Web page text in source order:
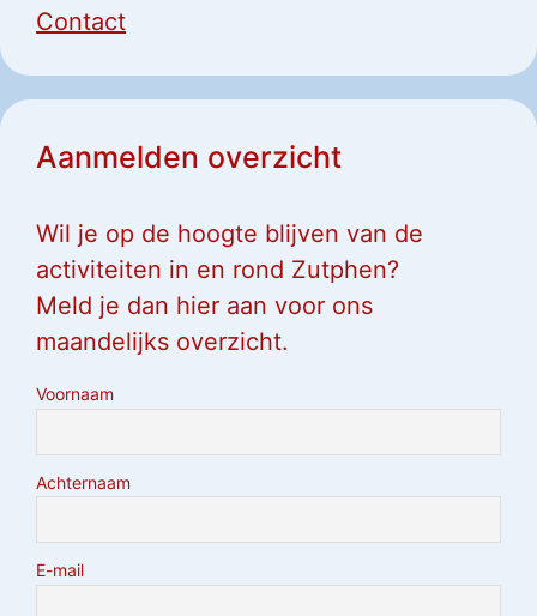
Contact
Aanmelden overzicht
Wil je op de hoogte blijven van de
activiteiten in en rond Zutphen?
Meld je dan hier aan voor ons
maandelijks overzicht.
Voornaam
Achternaam
E-mail